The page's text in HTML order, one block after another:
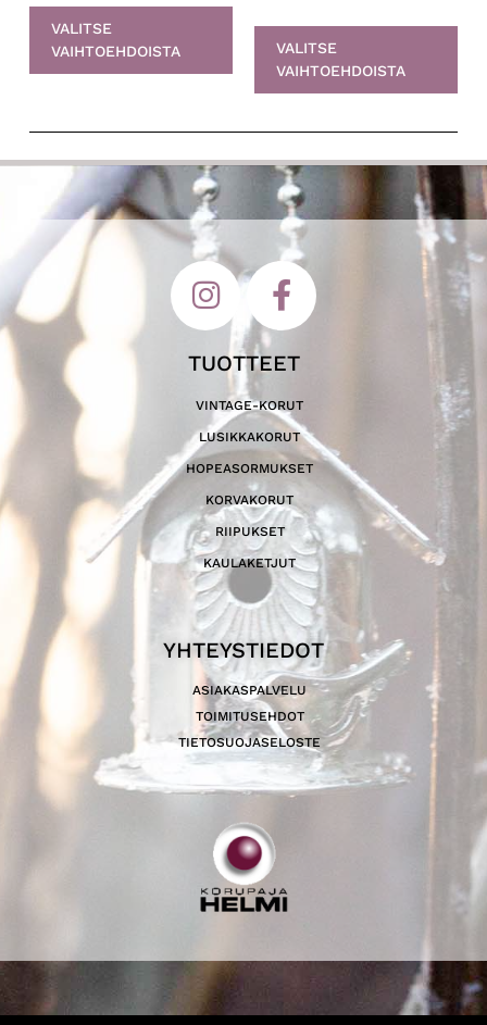
VALITSE
VAIHTOEHDOISTA
VALITSE
VAIHTOEHDOISTA
TUOTTEET
VINTAGE-KORUT
LUSIKKAKORUT
HOPEASORMUKSET
KORVAKORUT
RIIPUKSET
KAULAKETJUT
YHTEYSTIEDOT
ASIAKASPALVELU
TOIMITUSEHDOT
TIETOSUOJASELOSTE